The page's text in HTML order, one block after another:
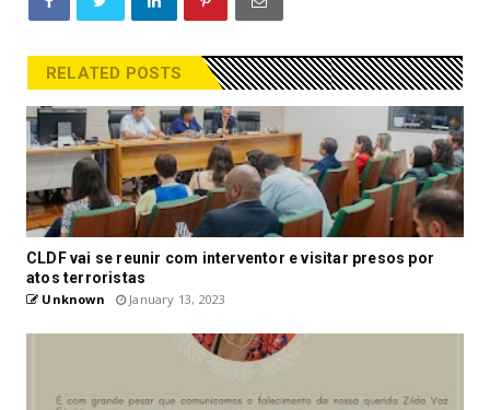
RELATED POSTS
CLDF vai se reunir com interventor e visitar presos por
atos terroristas
Unknown January 13, 2023